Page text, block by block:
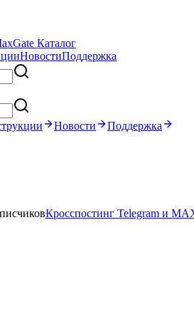
Каталог
НовостиПоддержка
Новости
Поддержка
Кросспостинг Telegram и